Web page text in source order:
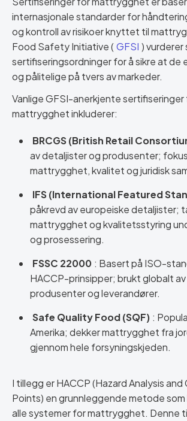
internasjonale standarder for
og kontroll av risikoer knyttet til
Food Safety Initiative (GFSI ) vurderer
sertifiseringsordninger for å sikre at de
og pålitelige på tvers av markeder.
Vanlige GFSI-anerkjente sertifiseringer
mattrygghet inkluderer:
BRCGS (British Retail
av detaljister og produsenter;
mattrygghet, kvalitet og juridisk
IFS (International Featured
påkrevd av europeiske detaljister;
mattrygghet og kvalitetsstyring
og prosessering.
FSSC 22000 : Basert på ISO-
HACCP-prinsipper; brukt globalt
produsenter og leverandører.
Safe Quality Food (SQF) :
Amerika; dekker mattrygghet fra
gjennom hele forsyningskjeden.
I tillegg er HACCP (Hazard Analysis
Points) en grunnleggende metode
alle systemer for mattrygghet. Denne